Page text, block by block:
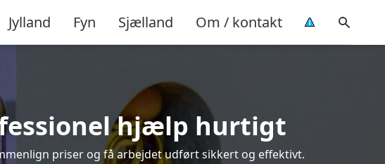
Jylland Fyn Sjælland Om / kontakt
hjælp hurtigt
priser og få arbejdet udført sikkert og effektivt.